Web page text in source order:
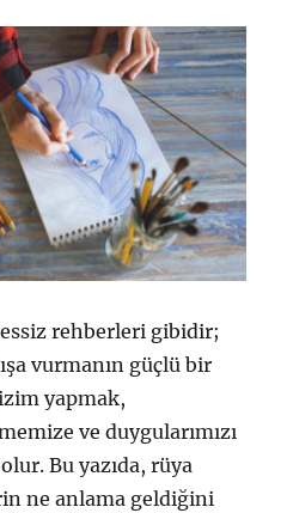
rehberleri gibidir;
vurmanın güçlü bir
yapmak,
ve duygularımızı
Bu yazıda, rüya
ne anlama geldiğini